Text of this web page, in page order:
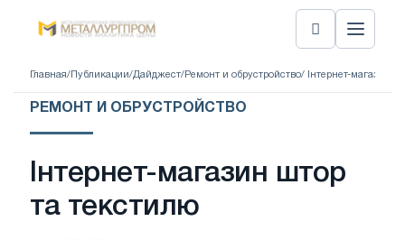
Главная/ Публикации/Дайджест/ Ремонт и обрустройство/ Інтернет-магазин
РЕМОНТ И ОБРУСТРОЙСТВО
Інтернет-магазин штор
та текстилю